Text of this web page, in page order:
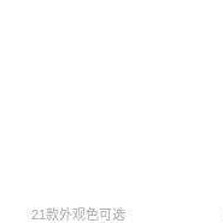
21款外观色可选